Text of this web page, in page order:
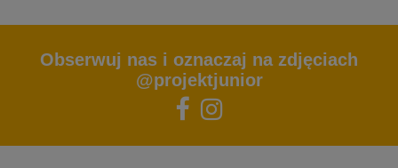
Obserwuj nas i oznaczaj na zdjęciach
@projektjunior